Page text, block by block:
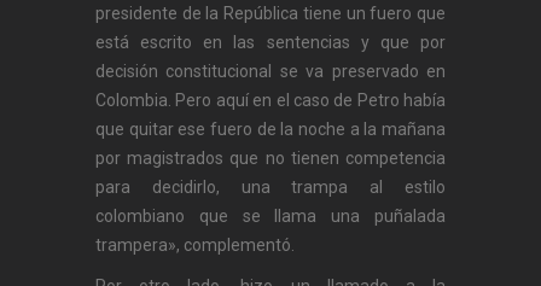
presidente de la República tiene un fuero que
está escrito en las sentencias y que por
decisión constitucional se va preservado en
Colombia. Pero aquí en el caso de Petro había
que quitar ese fuero de la noche a la mañana
por magistrados que no tienen competencia
para decidirlo, una trampa al estilo
colombiano que se llama una puñalada
trampera», complementó.